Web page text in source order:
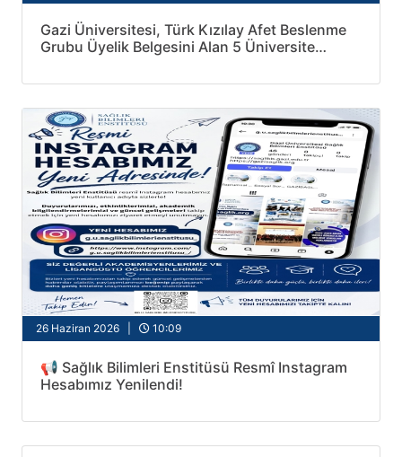
Gazi Üniversitesi, Türk Kızılay Afet Beslenme
Grubu Üyelik Belgesini Alan 5 Üniversite
26 Haziran 2026 | 10:09
📢 Sağlık Bilimleri Enstitüsü Resmî Instagram
Hesabımız Yenilendi!